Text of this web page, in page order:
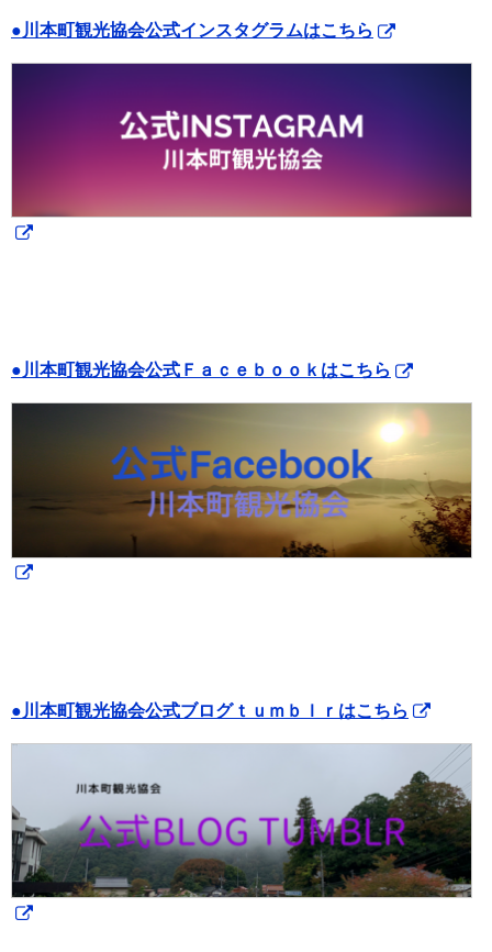
●川本町観光協会公式インスタグラムはこちら
●川本町観光協会公式Ｆａｃｅｂｏｏｋはこちら
●川本町観光協会公式ブログｔｕｍｂｌｒはこちら